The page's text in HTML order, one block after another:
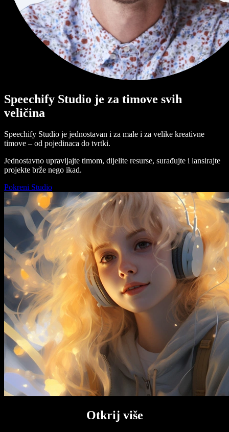
Speechify Studio je za timove svih
veličina
Speechify Studio je jednostavan i za male i za velike kreativne
timove – od pojedinaca do tvrtki.
Jednostavno upravljajte timom, dijelite resurse, surađujte i lansirajte
projekte brže nego ikad.
Pokreni Studio
Otkrij više